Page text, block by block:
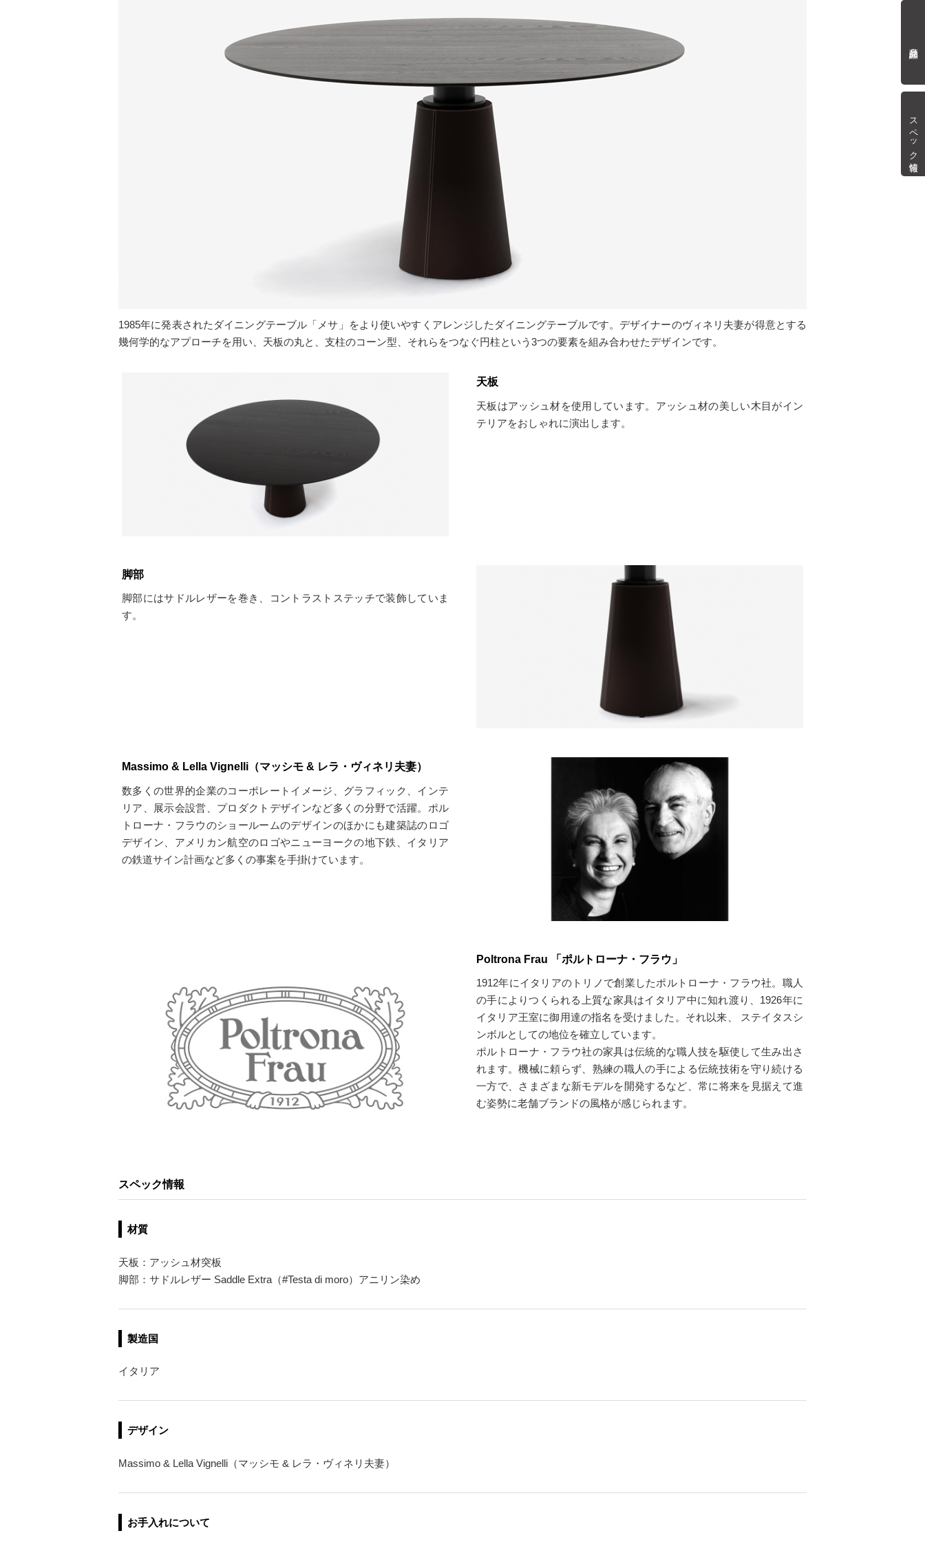
スペック情報
1985年に発表されたダイニングテーブル「メサ」をより使いやすくアレンジしたダイニングテーブルです。デザイナーのヴィネリ夫妻が得意とする
幾何学的なアプローチを用い、天板の丸と、支柱のコーン型、それらをつなぐ円柱という3つの要素を組み合わせたデザインです。
天板
天板はアッシュ材を使用しています。アッシュ材の美しい木目がイン
テリアをおしゃれに演出します。
脚部
脚部にはサドルレザーを巻き、コントラストステッチで装飾していま
す。
Massimo & Lella Vignelli（マッシモ & レラ・ヴィネリ夫妻）
数多くの世界的企業のコーポレートイメージ、グラフィック、インテ
リア、展示会設営、プロダクトデザインなど多くの分野で活躍。ポル
トローナ・フラウのショールームのデザインのほかにも建築誌のロゴ
デザイン、アメリカン航空のロゴやニューヨークの地下鉄、イタリア
の鉄道サイン計画など多くの事案を手掛けています。
Poltrona Frau 「ポルトローナ・フラウ」
1912年にイタリアのトリノで創業したポルトローナ・フラウ社。職人
の手によりつくられる上質な家具はイタリア中に知れ渡り、1926年に
イタリア王室に御用達の指名を受けました。それ以来、 ステイタスシ
ンボルとしての地位を確立しています。
ポルトローナ・フラウ社の家具は伝統的な職人技を駆使して生み出さ
れます。機械に頼らず、熟練の職人の手による伝統技術を守り続ける
一方で、さまざまな新モデルを開発するなど、常に将来を見据えて進
む姿勢に老舗ブランドの風格が感じられます。
スペック情報
材質
天板：アッシュ材突板
脚部：サドルレザー Saddle Extra（#Testa di moro）アニリン染め
製造国
イタリア
デザイン
Massimo & Lella Vignelli（マッシモ & レラ・ヴィネリ夫妻）
お手入れについて